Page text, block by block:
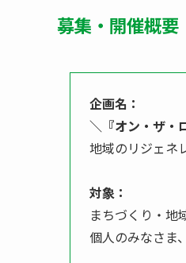
募集・開催概要
企画名：
＼『オン・ザ・
地域のリジェネ
対象：
まちづくり・地
個人のみなさま